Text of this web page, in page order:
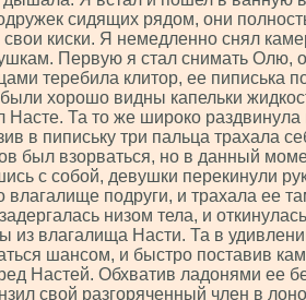
сидящих рядом, они
свои киски. Я немедленно снял
Первую я стал снимать Олю,
теребила клитор, ее пиписька
хорошо видны капельки
Та то же широко раздвинула
в пипиську три пальца трахала
был взорваться, но в данный
с собой, девушки перекинули
влагалище подруги, и трахала ее
низом тела, и
из влагалища Насти. Та в
шансом, и быстро поставив
Настей. Обхватив ладонями ее
свой разгоряченный член в